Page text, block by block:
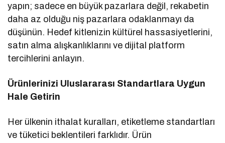
yapın; sadece en büyük pazarlara değil, rekabetin
daha az olduğu niş pazarlara odaklanmayı da
düşünün. Hedef kitlenizin kültürel hassasiyetlerini,
satın alma alışkanlıklarını ve dijital platform
tercihlerini anlayın.
Ürünlerinizi Uluslararası Standartlara Uygun
Hale Getirin
Her ülkenin ithalat kuralları, etiketleme standartları
ve tüketici beklentileri farklıdır. Ürün